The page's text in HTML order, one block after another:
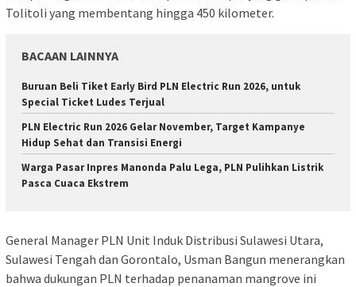
Tolitoli yang membentang hingga 450 kilometer.
BACAAN LAINNYA
Buruan Beli Tiket Early Bird PLN Electric Run 2026, untuk
Special Ticket Ludes Terjual
PLN Electric Run 2026 Gelar November, Target Kampanye
Hidup Sehat dan Transisi Energi
Warga Pasar Inpres Manonda Palu Lega, PLN Pulihkan Listrik
Pasca Cuaca Ekstrem
General Manager PLN Unit Induk Distribusi Sulawesi Utara,
Sulawesi Tengah dan Gorontalo, Usman Bangun menerangkan
bahwa dukungan PLN terhadap penanaman mangrove ini